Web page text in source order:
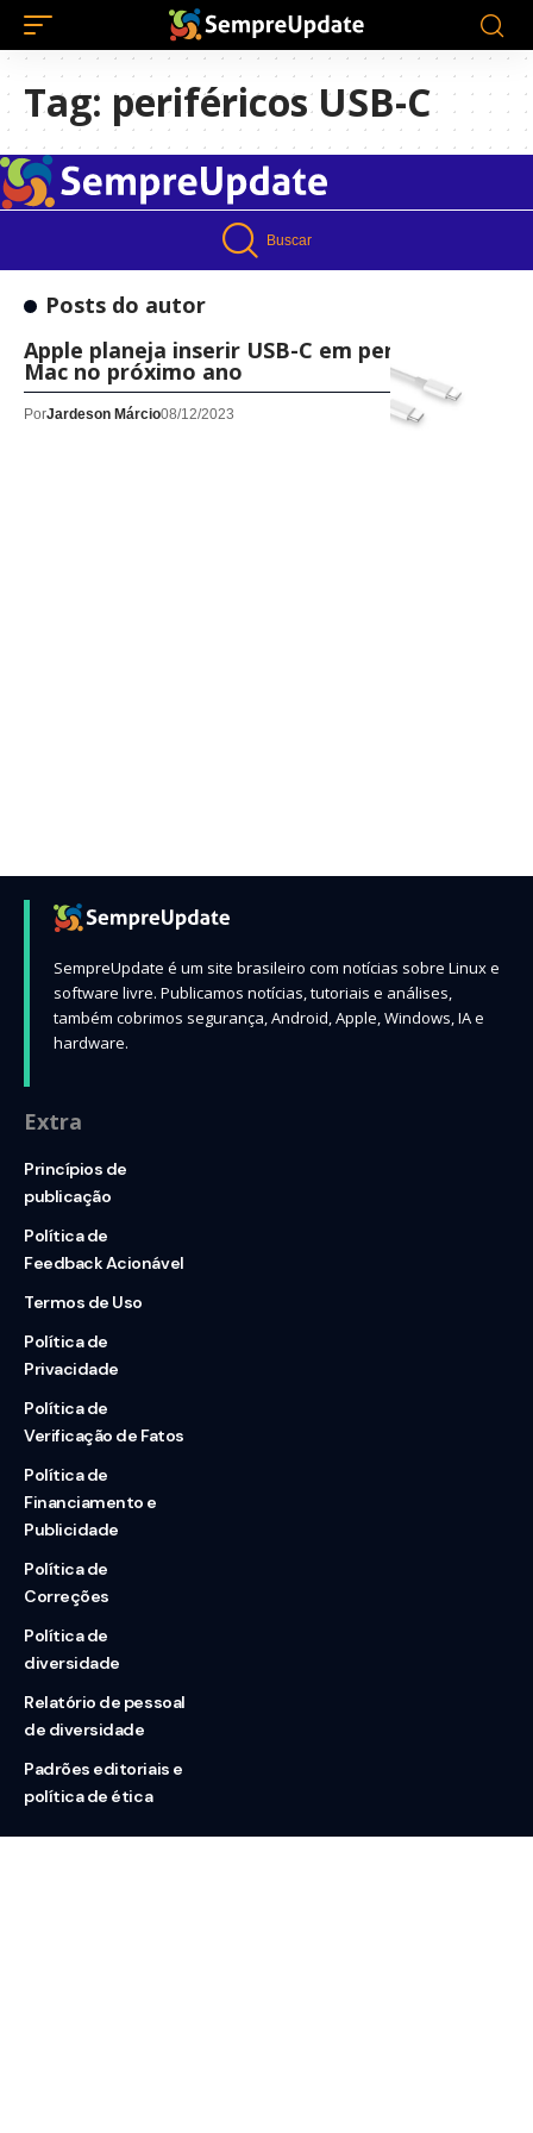
Tag: periféricos USB-C
Buscar
Posts do autor
Apple planeja inserir USB-C em periféricos
Mac no próximo ano
PorJardeson Márcio08/12/2023
SempreUpdate é um site brasileiro com notícias sobre Linux e
software livre. Publicamos notícias, tutoriais e análises,
também cobrimos segurança, Android, Apple, Windows, IA e
hardware.
Extra
Princípios de
publicação
Política de
Feedback Acionável
Termos de Uso
Política de
Privacidade
Política de
Verificação de Fatos
Política de
Financiamento e
Publicidade
Política de
Correções
Política de
diversidade
Relatório de pessoal
de diversidade
Padrões editoriais e
política de ética